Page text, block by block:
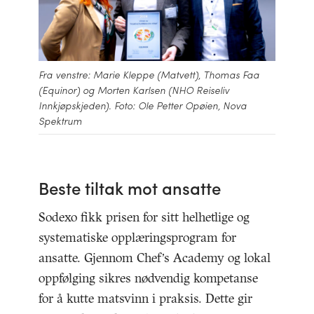
Fra venstre: Marie Kleppe (Matvett), Thomas Faa
(Equinor) og Morten Karlsen (NHO Reiseliv
Innkjøpskjeden). Foto: Ole Petter Opøien, Nova
Spektrum
Beste tiltak mot ansatte
Sodexo fikk prisen for sitt helhetlige og
systematiske opplæringsprogram for
ansatte. Gjennom Chef’s Academy og lokal
oppfølging sikres nødvendig kompetanse
for å kutte matsvinn i praksis. Dette gir